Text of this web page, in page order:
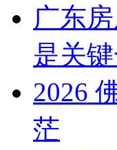
广东
是关
2026
茫